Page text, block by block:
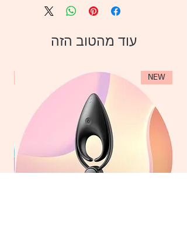
המארזים יגיעו לנקודת האיסוף בפרק זמן של עד
** משלוח חינם מעל 399 שקלים
עוד מהטוב הזה
NEW